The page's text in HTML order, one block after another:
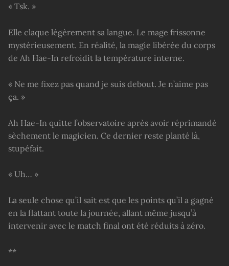
« Tsk. »
Elle claque légèrement sa langue. Le mage frissonne
mystérieusement. En réalité, la magie libérée du corps
de Ah Hae-In refroidit la température interne.
« Ne me fixez pas quand je suis debout. Je n’aime pas
ça. »
Ah Hae-In quitte l’observatoire après avoir réprimandé
sèchement le magicien. Ce dernier reste planté là,
stupéfait.
« Uh… »
La seule chose qu’il sait est que les points qu’il a gagné
en la flattant toute la journée, allant même jusqu’à
intervenir avec le match final ont été réduits à zéro.
**